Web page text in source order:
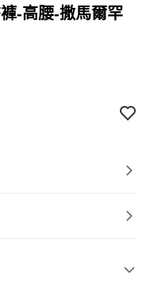
-高腰-撒馬爾罕